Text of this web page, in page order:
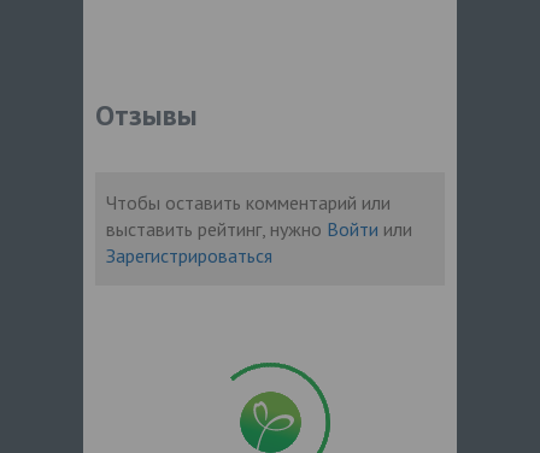
Отзывы
Чтобы оставить комментарий или
выставить рейтинг, нужно Войти или
Зарегистрироваться